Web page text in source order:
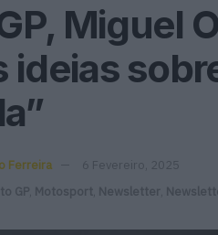
Miguel
ideias
Ferreira
6 Fevereiro, 2025
GP Motosport Newsletter